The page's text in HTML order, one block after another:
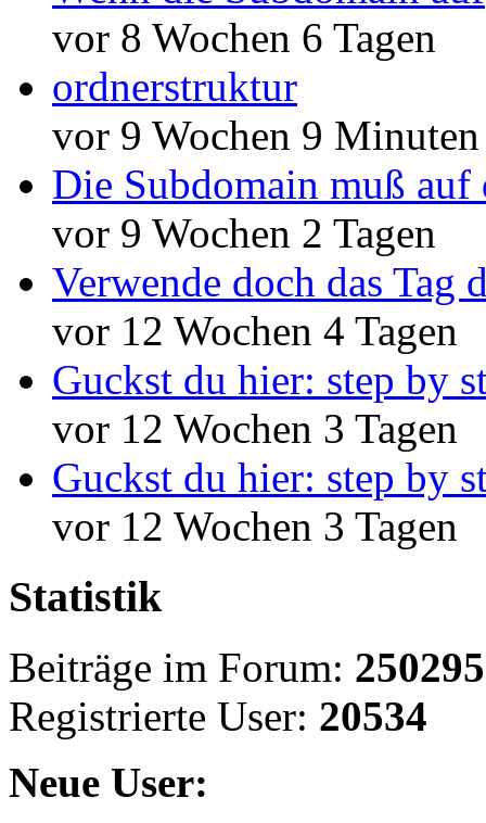
vor 8 Wochen 6 Tagen
ordnerstruktur
vor 9 Wochen 9 Minuten
Die Subdomain muß auf
vor 9 Wochen 2 Tagen
Verwende doch das Tag
vor 12 Wochen 4 Tagen
Guckst du hier: step by
vor 12 Wochen 3 Tagen
Guckst du hier: step by
vor 12 Wochen 3 Tagen
Statistik
Beiträge im Forum: 250295
Registrierte User: 20534
Neue User: